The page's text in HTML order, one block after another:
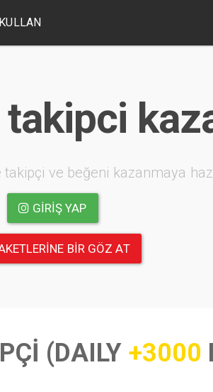
takipci
ve beğeni kazanmaya
GIRIŞ YAP
BIR GÖZ AT
(DAILY +3000